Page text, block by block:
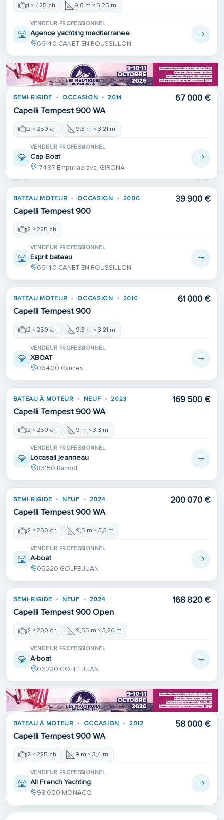
1 × 425 ch 9,6 m × 3,25 m
VENDEUR PROFESSIONNEL
Agence yachting mediterranee
66140 CANET EN ROUSSILLON
Place de port
SEMI-RIGIDE OCCASION 2014
Capelli Tempest 900 WA
67 000 €
2 × 250 ch 9,3 m × 3,21 m
VENDEUR PROFESSIONNEL
Cap Boat
17487 Empuriabrava, GIRONA
BATEAU MOTEUR OCCASION 2006
Capelli Tempest 900
39 900 €
2 × 225 ch
VENDEUR PROFESSIONNEL
Esprit bateau
66140 CANET EN ROUSSILLON
BATEAU MOTEUR OCCASION 2010
Capelli Tempest 900
61 000 €
2 × 250 ch 9,3 m × 3,21 m
VENDEUR PROFESSIONNEL
XBOAT
06400 Cannes
BATEAU À MOTEUR NEUF 2023
Capelli Tempest 900 WA
169 500 €
2 × 250 ch 9 m × 3,3 m
VENDEUR PROFESSIONNEL
Locasail jeanneau
83150 Bandol
SEMI-RIGIDE NEUF 2024
Capelli Tempest 900 WA
200 070 €
2 × 250 ch 9,5 m × 3,3 m
VENDEUR PROFESSIONNEL
A-boat
06220 GOLFE JUAN
SEMI-RIGIDE NEUF 2024
Capelli Tempest 900 Open
168 820 €
2 × 200 ch 9,55 m × 3,26 m
VENDEUR PROFESSIONNEL
A-boat
06220 GOLFE JUAN
BATEAU À MOTEUR OCCASION 2012
Capelli Tempest 900 WA
58 000 €
2 × 225 ch 9 m × 3,4 m
VENDEUR PROFESSIONNEL
All French Yachting
98 000 MONACO